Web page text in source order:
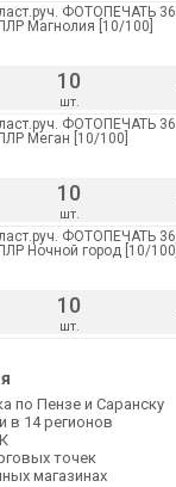
ФОТОПЕЧАТЬ
Магнолия [10/100]
шт.
ФОТОПЕЧАТЬ
Меган [10/100]
шт.
ФОТОПЕЧАТЬ
Ночной город [10/100]
шт.
по Пензе и Саранску
в 14 регионов
точек
магазинах